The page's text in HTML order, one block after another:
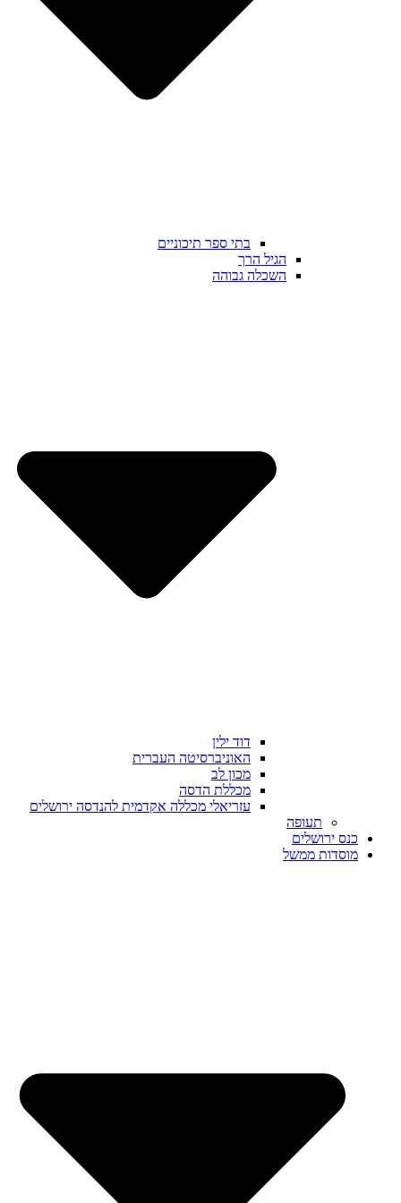
בתי ספר תיכוניים
הגיל הרך
השכלה גבוהה
דוד ילין
האוניברסיטה העברית
מכון לב
מכללת הדסה
עזריאלי מכללה אקדמית להנדסה ירושלים
תעופה
כנס ירושלים
מוסדות ממשל